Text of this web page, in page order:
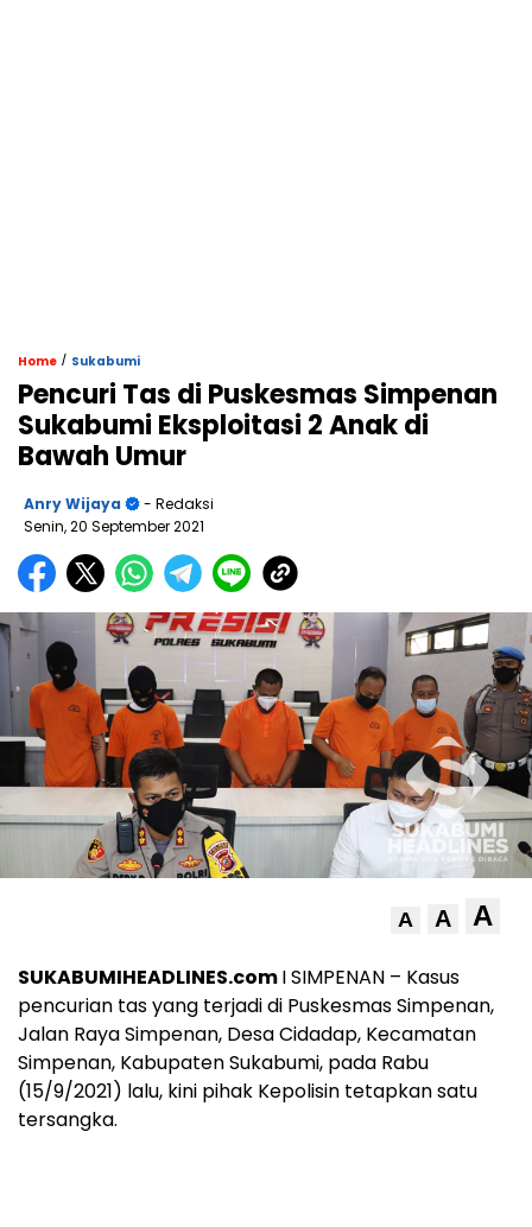
Home / Sukabumi
Pencuri Tas di Puskesmas Simpenan
Sukabumi Eksploitasi 2 Anak di
Bawah Umur
Anry Wijaya
- Redaksi
Senin, 20 September 2021
A A A
SUKABUMIHEADLINES.comI SIMPENAN – Kasus
pencurian tas yang terjadi di Puskesmas Simpenan,
Jalan Raya Simpenan, Desa Cidadap, Kecamatan
Simpenan, Kabupaten Sukabumi, pada Rabu
(15/9/2021) lalu, kini pihak Kepolisin tetapkan satu
tersangka.